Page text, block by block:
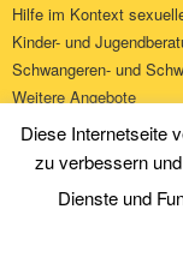
Hilfe im Kontext
Kinder- und
Schwangeren- und
Weitere Angebote
Über uns
Stellenangebote
Diese Internetseite
zu verbessern
Dienste und